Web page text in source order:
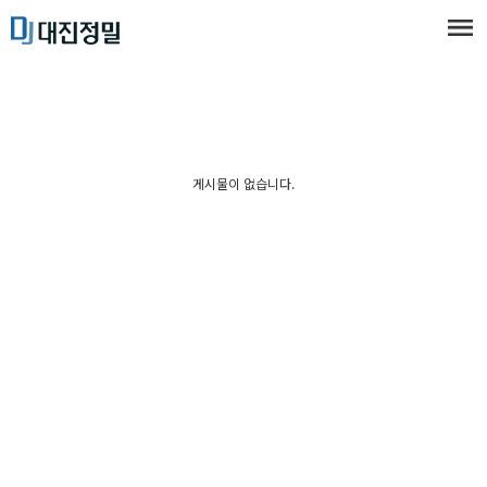
게시물이 없습니다.